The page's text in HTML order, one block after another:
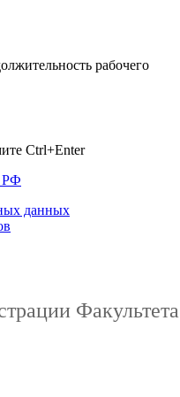
рабочего
Ctrl+Enter
РФ
данных
Факультета